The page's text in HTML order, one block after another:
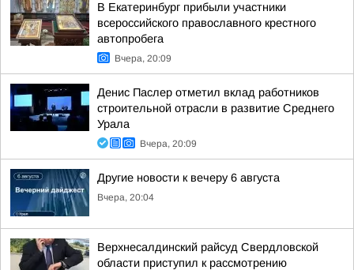
В Екатеринбург прибыли участники
всероссийского православного крестного
автопробега
Вчера, 20:09
Денис Паслер отметил вклад работников
строительной отрасли в развитие Среднего
Урала
Вчера, 20:09
Другие новости к вечеру 6 августа
Вчера, 20:04
Верхнесалдинский райсуд Свердловской
области приступил к рассмотрению